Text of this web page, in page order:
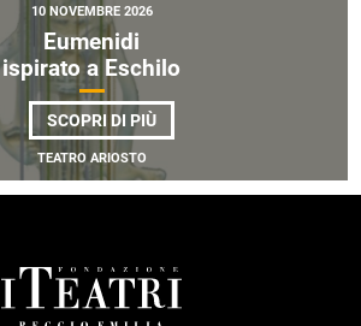
10 NOVEMBRE 2026
Eumenidi
ispirato a Eschilo
SCOPRI DI PIÙDI
EUMENIDI
ISPIRATO
A
TEATRO ARIOSTO